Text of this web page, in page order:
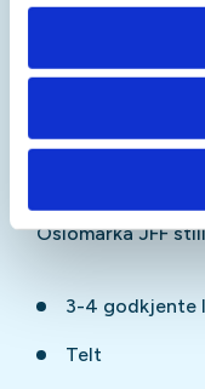
Kær til
Fiskeutstyr for
Oslomarka JFF
3-4 godkjente
Telt